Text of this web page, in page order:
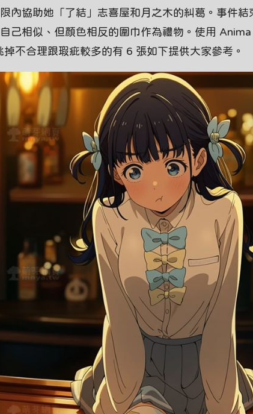
內協助她「了結」志喜屋和月之木的糾葛。事件
己相似、但顏色相反的圍巾作為禮物。使用
不合理跟瑕疵較多的有 6 張如下提供大家參考。